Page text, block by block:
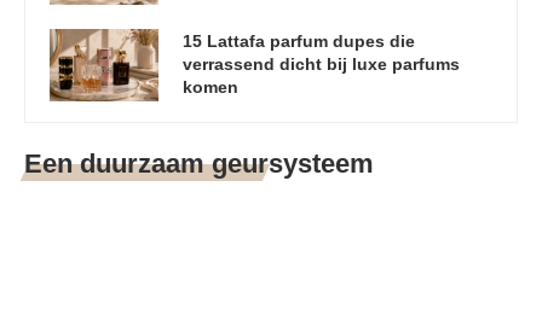
15 Lattafa parfum dupes die
verrassend dicht bij luxe parfums
komen
Een duurzaam geursysteem